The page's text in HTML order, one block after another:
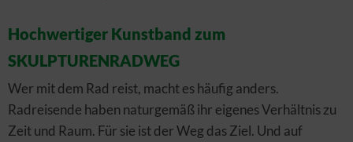
Hochwertiger Kunstband zum
SKULPTURENRADWEG
Wer mit dem Rad reist, macht es häufig anders.
Radreisende haben naturgemäß ihr eigenes Verhältnis zu
Zeit und Raum. Für sie ist der Weg das Ziel. Und auf